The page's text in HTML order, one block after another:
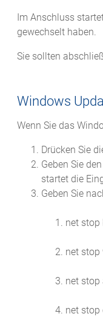
Im Anschluss
gewechselt haben.
Sie sollten
Windows
Wenn Sie das
Drücken Sie
Geben Sie
startet die
Geben Sie
net stop
net stop
net stop
net stop